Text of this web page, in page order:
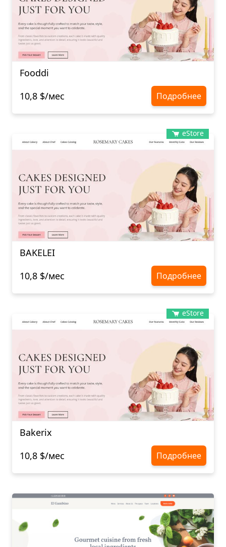
Fooddi
10,8 $/мес
Подробнее
eStore
BAKELEI
10,8 $/мес
Подробнее
eStore
Bakerix
10,8 $/мес
Подробнее